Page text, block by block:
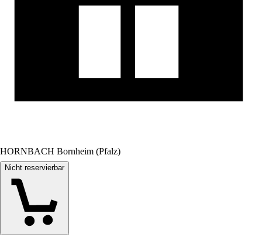
HORNBACH Bornheim (Pfalz)
Nicht reservierbar